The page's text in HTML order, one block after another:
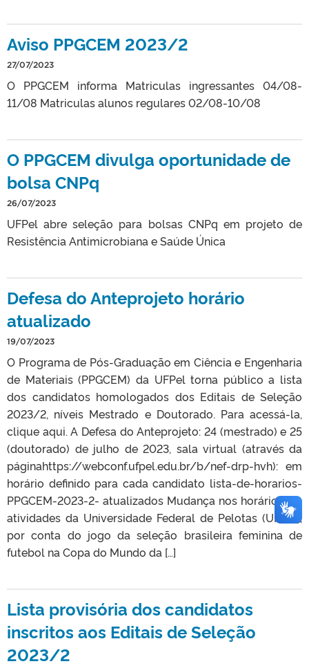
Aviso PPGCEM 2023/2
27/07/2023
O PPGCEM informa Matriculas ingressantes 04/08-
11/08 Matriculas alunos regulares 02/08-10/08
O PPGCEM divulga oportunidade de
bolsa CNPq
26/07/2023
UFPel abre seleção para bolsas CNPq em projeto de
Resistência Antimicrobiana e Saúde Única
Defesa do Anteprojeto horário
atualizado
19/07/2023
O Programa de Pós-Graduação em Ciência e Engenharia
de Materiais (PPGCEM) da UFPel torna público a lista
dos candidatos homologados dos Editais de Seleção
2023/2, níveis Mestrado e Doutorado. Para acessá-la,
clique aqui. A Defesa do Anteprojeto: 24 (mestrado) e 25
(doutorado) de julho de 2023, sala virtual (através da
páginahttps://webconf.ufpel.edu.br/b/nef-drp-hvh): em
horário definido para cada candidato lista-de-horarios-
PPGCEM-2023-2- atualizados Mudança nos horários. As
atividades da Universidade Federal de Pelotas (UFPel),
por conta do jogo da seleção brasileira feminina de
futebol na Copa do Mundo da […]
Lista provisória dos candidatos
inscritos aos Editais de Seleção
2023/2